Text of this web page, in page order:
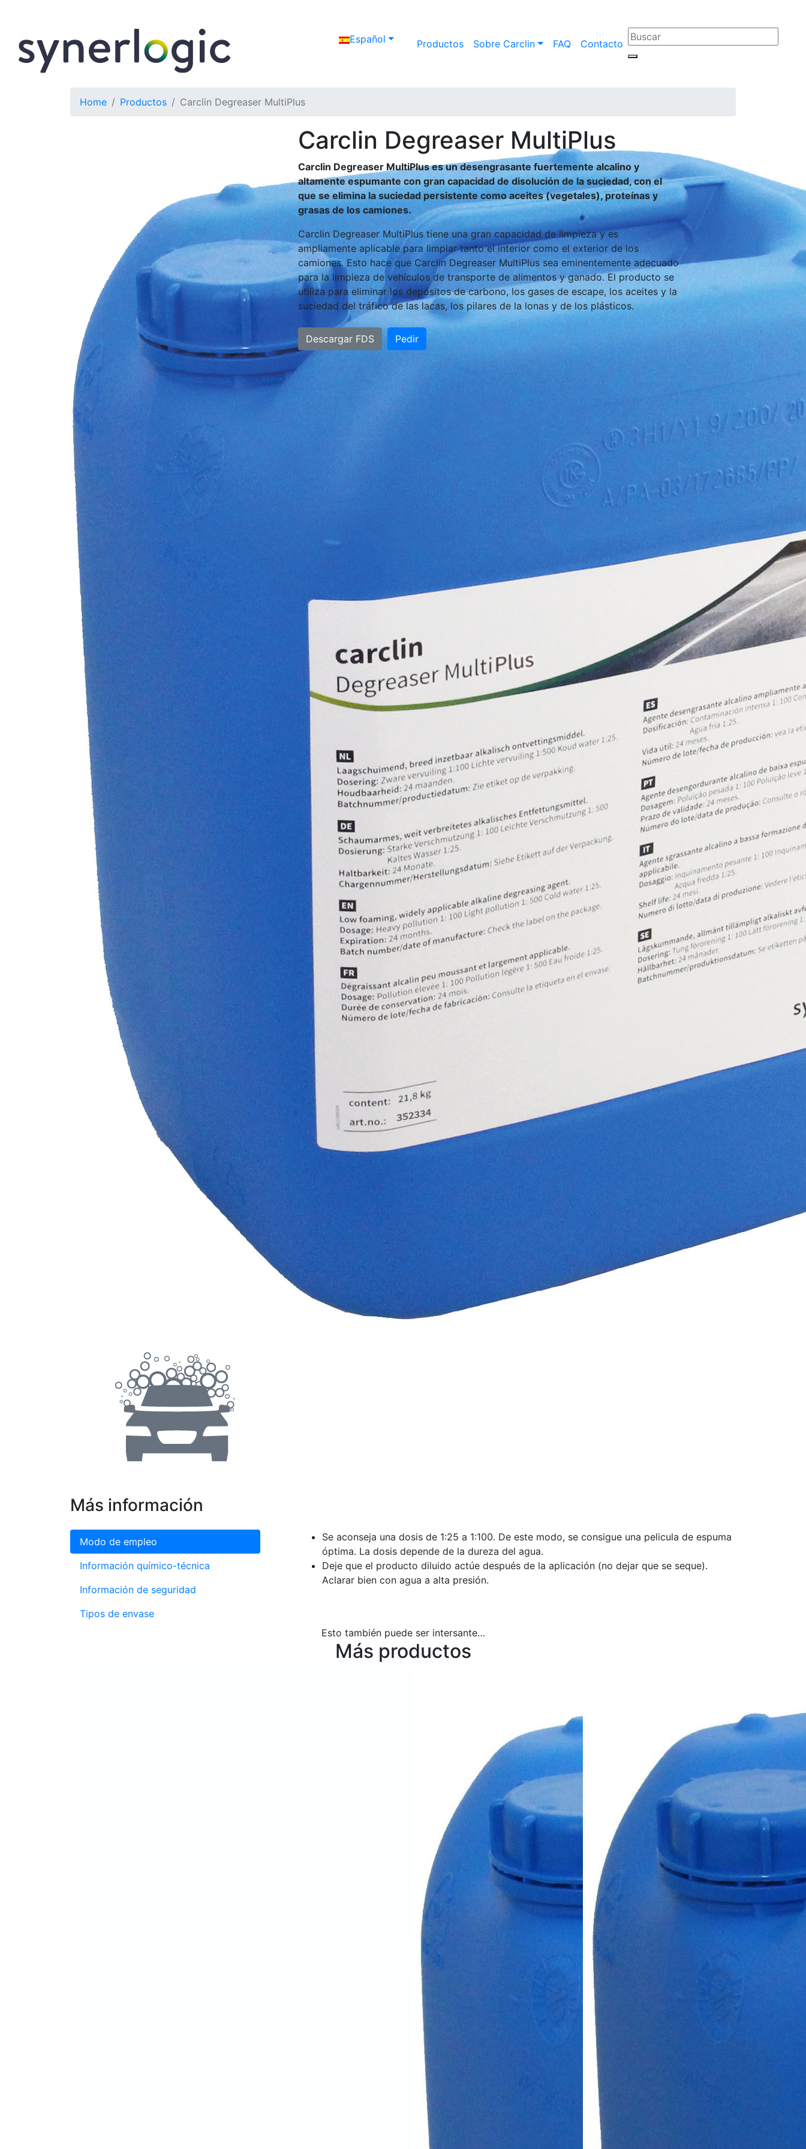
Español Productos Sobre Carclin FAQ Contacto
Home Productos Carclin Degreaser MultiPlus
Carclin Degreaser MultiPlus
Carclin Degreaser MultiPlus es un desengrasante fuertemente alcalino y
altamente espumante con gran capacidad de disolución de la suciedad, con el
que se elimina la suciedad persistente como aceites (vegetales), proteínas y
grasas de los camiones.
Carclin Degreaser MultiPlus tiene una gran capacidad de limpieza y es
ampliamente aplicable para limpiar tanto el interior como el exterior de los
camiones. Esto hace que Carclin Degreaser MultiPlus sea eminentemente adecuado
para la limpieza de vehículos de transporte de alimentos y ganado. El producto se
utiliza para eliminar los depósitos de carbono, los gases de escape, los aceites y la
suciedad del tráfico de las lacas, los pilares de la lonas y de los plásticos.
Descargar FDS Pedir
Más información
Modo de empleo
Información químico-técnica
Información de seguridad
Tipos de envase
Se aconseja una dosis de 1:25 a 1:100. De este modo, se consigue una pelicula de espuma
óptima. La dosis depende de la dureza del agua.
Deje que el producto diluido actúe después de la aplicación (no dejar que se seque).
Aclarar bien con agua a alta presión.
Esto también puede ser intersante…
Más productos